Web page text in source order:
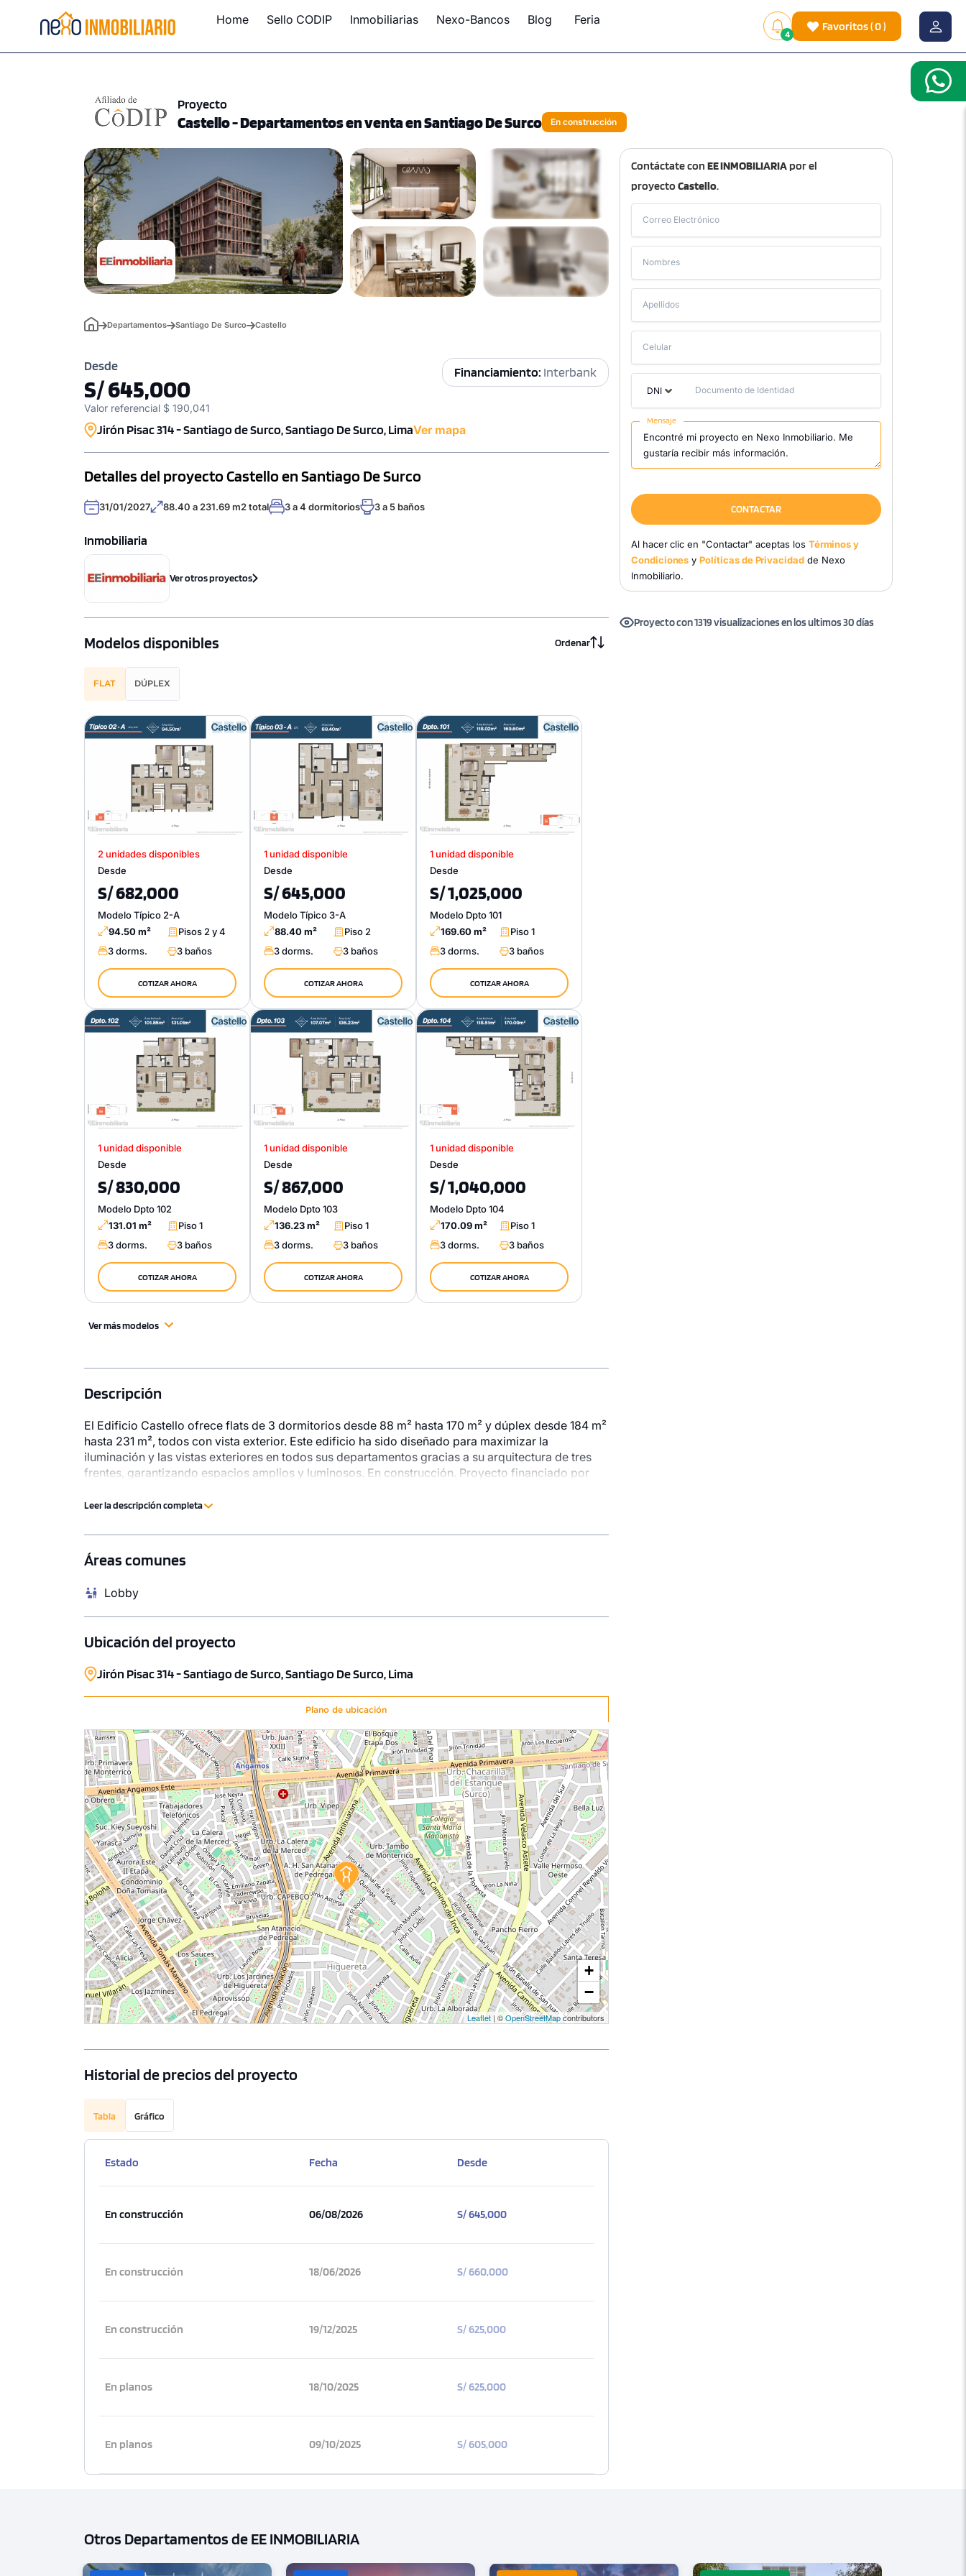
Home Sello CODIP Inmobiliarias Nexo-Bancos Blog Feria
4
Favoritos(0)
Proyecto
Castello - Departamentos en venta en Santiago De Surco En construcción
Contáctate con EE INMOBILIARIApor el
proyecto Castello.
Correo Electrónico
Nombres
Apellidos
Celular
DNI Documento de Identidad
Mensaje
CONTACTAR
Al hacer clic en "Contactar" aceptas los Términos y
Condiciones yPolíticas de Privacidadde Nexo
Inmobiliario.
Proyecto con 1319 visualizaciones en los ultimos 30 días
Departamentos Santiago De Surco Castello
Financiamiento: Interbank
Desde
S/ 645,000
Valor referencial $ 190,041
Jirón Pisac 314 - Santiago de Surco, Santiago De Surco, LimaVer mapa
Detalles del proyecto Castello en Santiago De Surco
31/01/2027 88.40 a 231.69 m2 total 3 a 4 dormitorios 3 a 5 baños
Inmobiliaria
Ver otros proyectos
Modelos disponibles Ordenar
FLAT DÚPLEX
2 unidades disponibles
Desde
S/ 682,000
Modelo Típico 2-A
94.50 m²
Pisos 2 y 4
3 dorms.
3 baños
COTIZAR AHORA
1 unidad disponible
Desde
S/ 645,000
Modelo Típico 3-A
88.40 m²
Piso 2
3 dorms.
3 baños
COTIZAR AHORA
1 unidad disponible
Desde
S/ 1,025,000
Modelo Dpto 101
169.60 m²
Piso 1
3 dorms.
3 baños
COTIZAR AHORA
1 unidad disponible
Desde
S/ 830,000
Modelo Dpto 102
131.01 m²
Piso 1
3 dorms.
3 baños
COTIZAR AHORA
1 unidad disponible
Desde
S/ 867,000
Modelo Dpto 103
136.23 m²
Piso 1
3 dorms.
3 baños
COTIZAR AHORA
1 unidad disponible
Desde
S/ 1,040,000
Modelo Dpto 104
170.09 m²
Piso 1
3 dorms.
3 baños
COTIZAR AHORA
Ver más modelos
Desde
230.27 m²
Piso 6
COTIZAR AHORA COTIZAR AHORA COTIZAR AHORA
Descripción
El Edificio Castello ofrece flats de 3 dormitorios desde 88 m² hasta 170 m² y dúplex desde 184 m²
hasta 231 m², todos con vista exterior. Este edificio ha sido diseñado para maximizar la
iluminación y las vistas exteriores en todos sus departamentos gracias a su arquitectura de tres
frentes, garantizando espacios amplios y luminosos. En construcción. Proyecto financiado por
Leer la descripción completa
Áreas comunes
Lobby
Ubicación del proyecto
Jirón Pisac 314 - Santiago de Surco, Santiago De Surco, Lima
Plano de ubicación
+
−
Leaflet | ©OpenStreetMapcontributors
Historial de precios del proyecto
Tabla Gráfico
Estado Fecha Desde
En construcción 06/08/2026 S/ 645,000
En construcción 18/06/2026 S/ 660,000
En construcción 19/12/2025 S/ 625,000
En planos 18/10/2025 S/ 625,000
En planos 09/10/2025 S/ 605,000
Otros Departamentos de EE INMOBILIARIA